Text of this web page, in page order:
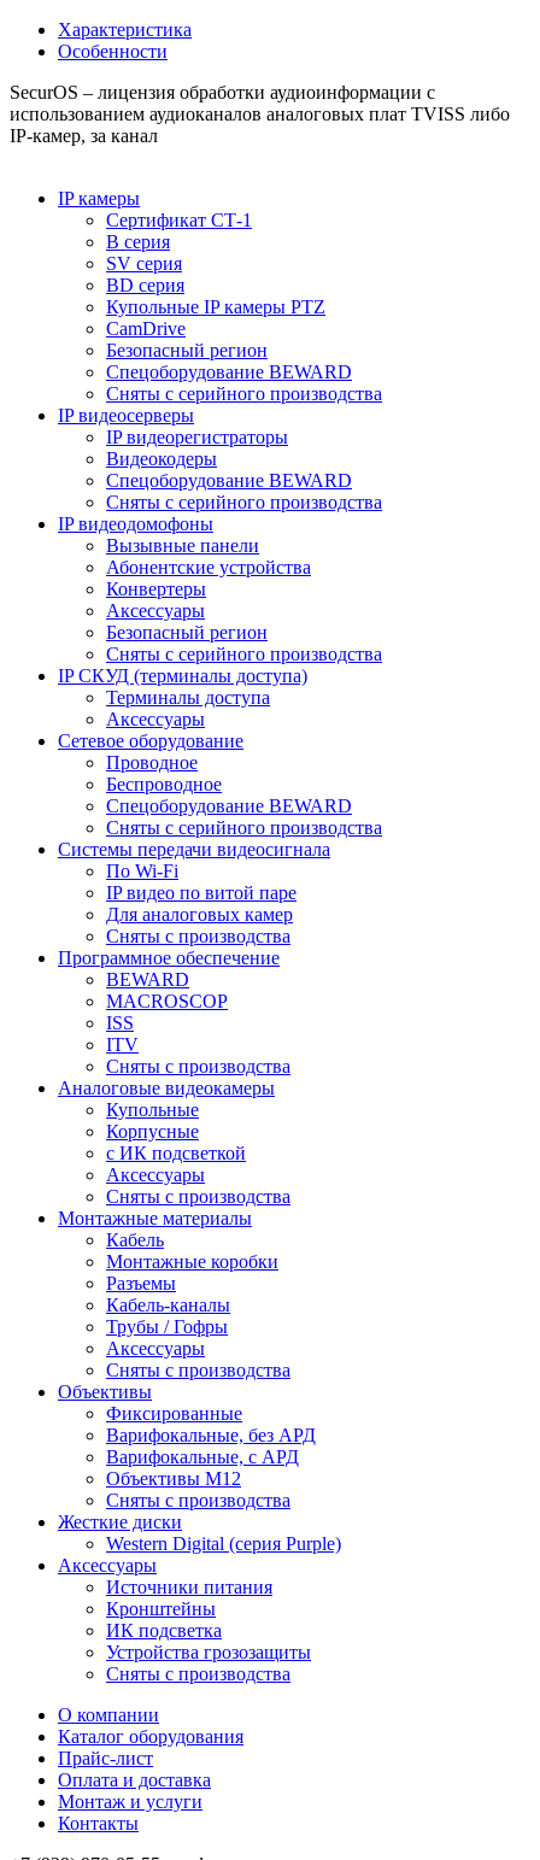
Характеристика
Особенности
SecurOS – лицензия обработки аудиоинформации с
использованием аудиоканалов аналоговых плат TVISS либо
IP-камер, за канал
IP камеры
Сертификат СТ-1
B серия
SV серия
BD серия
Купольные IP камеры PTZ
CamDrive
Безопасный регион
Спецоборудование BEWARD
Сняты с серийного производства
IP видеосерверы
IP видеорегистраторы
Видеокодеры
Спецоборудование BEWARD
Сняты с серийного производства
IP видеодомофоны
Вызывные панели
Абонентские устройства
Конвертеры
Аксессуары
Безопасный регион
Сняты с серийного производства
IP СКУД (терминалы доступа)
Терминалы доступа
Аксессуары
Сетевое оборудование
Проводное
Беспроводное
Спецоборудование BEWARD
Сняты с серийного производства
Системы передачи видеосигнала
По Wi-Fi
IP видео по витой паре
Для аналоговых камер
Сняты с производства
Программное обеспечение
BEWARD
MACROSCOP
ISS
ITV
Сняты с производства
Аналоговые видеокамеры
Купольные
Корпусные
c ИК подсветкой
Аксессуары
Сняты с производства
Монтажные материалы
Кабель
Монтажные коробки
Разъемы
Кабель-каналы
Трубы / Гофры
Аксессуары
Сняты с производства
Объективы
Фиксированные
Варифокальные, без АРД
Варифокальные, с АРД
Объективы M12
Сняты с производства
Жесткие диски
Western Digital (серия Purple)
Аксессуары
Источники питания
Кронштейны
ИК подсветка
Устройства грозозащиты
Сняты с производства
О компании
Каталог оборудования
Прайс-лист
Оплата и доставка
Монтаж и услуги
Контакты